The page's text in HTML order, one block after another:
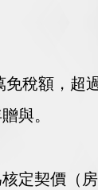
稅額，超
與。
定契價（